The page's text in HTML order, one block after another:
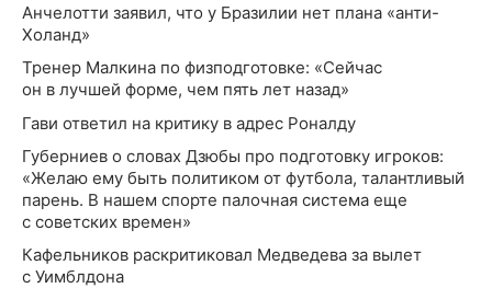
Анчелотти заявил, что у Бразилии нет плана «анти-
Холанд»
Тренер Малкина по физподготовке: «Сейчас
он в лучшей форме, чем пять лет назад»
Гави ответил на критику в адрес Роналду
Губерниев о cловах Дзюбы про подготовку игроков:
«Желаю ему быть политиком от футбола, талантливый
парень. В нашем спорте палочная система еще
с советских времен»
Кафельников раскритиковал Медведева за вылет
с Уимблдона